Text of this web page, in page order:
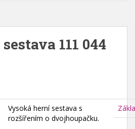
111 044
Vysoká herní sestava s
rozšířením o dvojhoupačku.